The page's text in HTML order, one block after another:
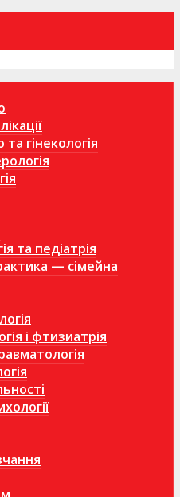
гінекологія
та педіатрія
— сімейна
і фтизиатрія